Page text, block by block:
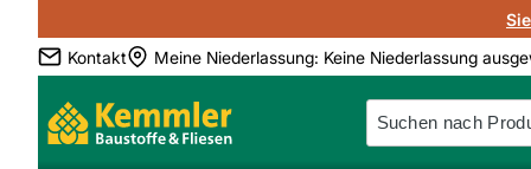
Kontakt
Meine Niederlassung: Keine Niederlassung